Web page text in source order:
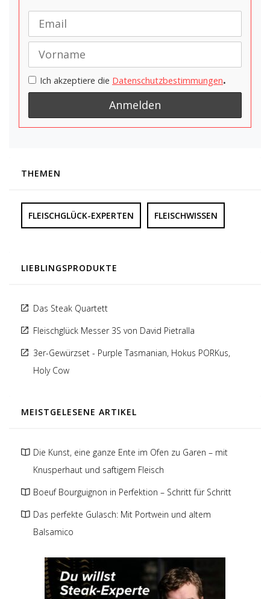
Ich akzeptiere die Datenschutzbestimmungen.
THEMEN
FLEISCHGLÜCK-EXPERTEN FLEISCHWISSEN
LIEBLINGSPRODUKTE
Das Steak Quartett
Fleischglück Messer 3S von David Pietralla
3er-Gewürzset - Purple Tasmanian, Hokus PORKus,
Holy Cow
MEISTGELESENE ARTIKEL
Die Kunst, eine ganze Ente im Ofen zu Garen – mit
Knusperhaut und saftigem Fleisch
Boeuf Bourguignon in Perfektion – Schritt für Schritt
Das perfekte Gulasch: Mit Portwein und altem
Balsamico